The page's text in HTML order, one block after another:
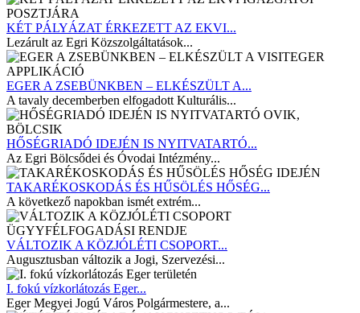
KÉT PÁLYÁZAT ÉRKEZETT AZ EKVI...
Lezárult az Egri Közszolgáltatások...
EGER A ZSEBÜNKBEN – ELKÉSZÜLT A...
A tavaly decemberben elfogadott Kulturális...
HŐSÉGRIADÓ IDEJÉN IS NYITVATARTÓ...
Az Egri Bölcsődei és Óvodai Intézmény...
TAKARÉKOSKODÁS ÉS HŰSÖLÉS HŐSÉG...
A következő napokban ismét extrém...
VÁLTOZIK A KÖZJÓLÉTI CSOPORT...
Augusztusban változik a Jogi, Szervezési...
I. fokú vízkorlátozás Eger...
Eger Megyei Jogú Város Polgármestere, a...